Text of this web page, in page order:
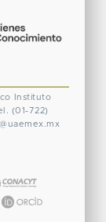
Instituto
(01-722)